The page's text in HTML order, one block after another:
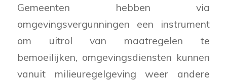
Gemeenten hebben via
omgevingsvergunningen een instrument
om uitrol van maatregelen te
bemoeilijken, omgevingsdiensten kunnen
vanuit milieuregelgeving weer andere